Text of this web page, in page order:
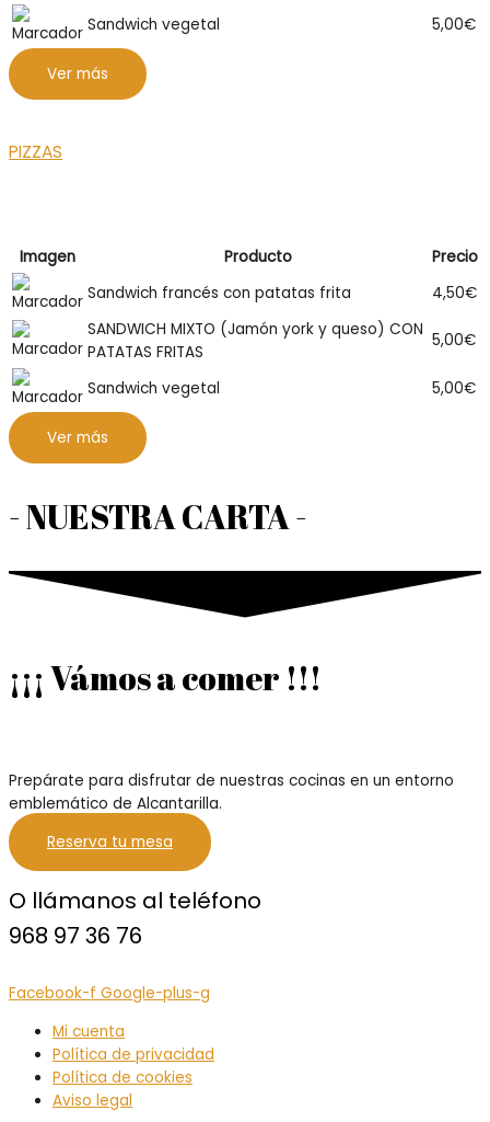
Sandwich vegetal 5,00€
Ver más
PIZZAS
Imagen Producto
Precio
Sandwich francés con patatas frita
4,50€
SANDWICH MIXTO (Jamón york y queso) CON
PATATAS FRITAS
5,00€
Sandwich vegetal 5,00€
Ver más
- NUESTRA CARTA -
¡¡¡ Vámos a comer !!!
Prepárate para disfrutar de nuestras cocinas en un entorno
emblemático de Alcantarilla.
Reserva tu mesa
O llámanos al teléfono
968 97 36 76
Facebook-f Google-plus-g
Mi cuenta
Política de privacidad
Política de cookies
Aviso legal